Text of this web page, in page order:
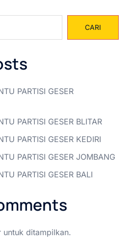
CARI
PARTISI GESER
PARTISI GESER BLITAR
PARTISI GESER KEDIRI
PARTISI GESER JOMBANG
PARTISI GESER BALI
untuk ditampilkan.